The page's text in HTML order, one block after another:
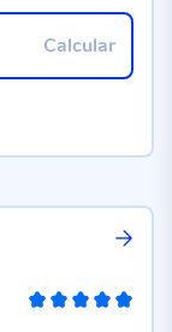
Calcular